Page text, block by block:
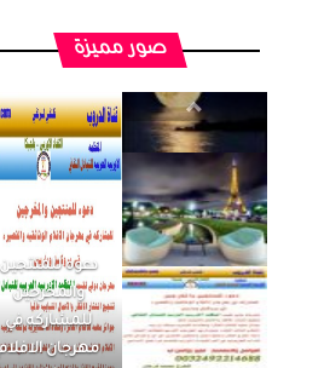
صور مميزة
الرجل العظيم
يكون مطمئناً ،
يتحرر من القلق
، بينما الرجل